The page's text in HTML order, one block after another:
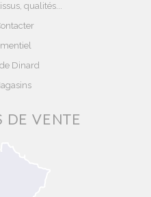
qualités...
Dinard
DE VENTE